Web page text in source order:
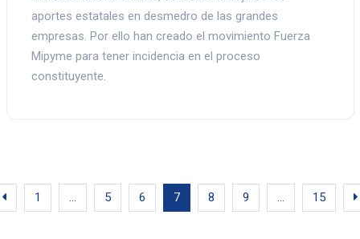
aportes estatales en desmedro de las grandes
empresas. Por ello han creado el movimiento Fuerza
Mipyme para tener incidencia en el proceso
constituyente.
1 … 5 6 7 8 9 … 15